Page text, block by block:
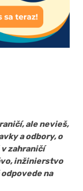
ale nevieš,
a odbory, o
zahraničí
inžinierstvo
na